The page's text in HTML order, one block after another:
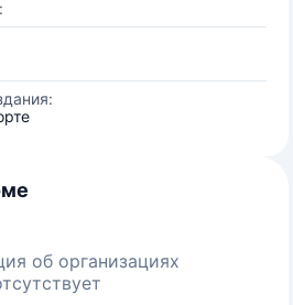
об организациях